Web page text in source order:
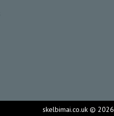
skelbimai.co.uk © 2026